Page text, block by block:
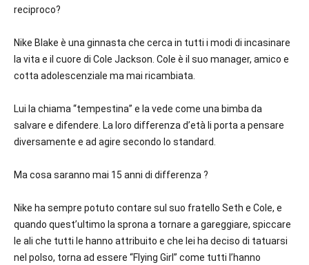
reciproco?
Nike Blake è una ginnasta che cerca in tutti i modi di incasinare
la vita e il cuore di Cole Jackson. Cole è il suo manager, amico e
cotta adolescenziale ma mai ricambiata.
Lui la chiama “tempestina” e la vede come una bimba da
salvare e difendere. La loro differenza d’età li porta a pensare
diversamente e ad agire secondo lo standard.
Ma cosa saranno mai 15 anni di differenza ?
Nike ha sempre potuto contare sul suo fratello Seth e Cole, e
quando quest’ultimo la sprona a tornare a gareggiare, spiccare
le ali che tutti le hanno attribuito e che lei ha deciso di tatuarsi
nel polso, torna ad essere “Flying Girl” come tutti l’hanno